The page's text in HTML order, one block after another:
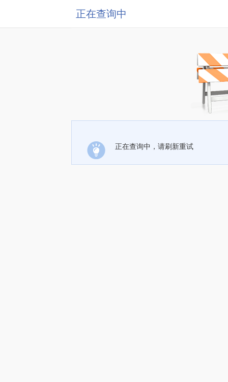
正在查询中
正在查询中，请刷新重试